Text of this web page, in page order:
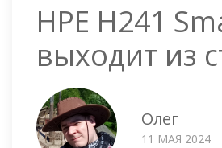
HPE H241
выходит из
Олег
11 МАЯ 2024